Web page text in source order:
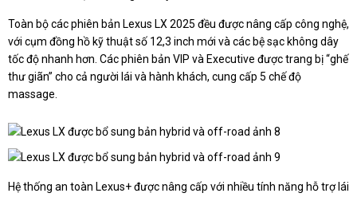
Toàn bộ các phiên bản Lexus LX 2025 đều được nâng cấp công nghệ,
với cụm đồng hồ kỹ thuật số 12,3 inch mới và các bệ sạc không dây
tốc độ nhanh hơn. Các phiên bản VIP và Executive được trang bị “ghế
thư giãn” cho cả người lái và hành khách, cung cấp 5 chế độ
massage.
Hệ thống an toàn Lexus+ được nâng cấp với nhiều tính năng hỗ trợ lái